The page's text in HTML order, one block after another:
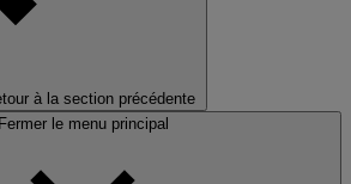
à la section précédente
Fermer le menu principal